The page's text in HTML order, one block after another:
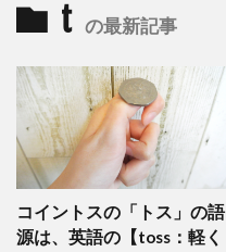
t の最新記事
コイントスの「トス」の語
源は、英語の【toss：軽く